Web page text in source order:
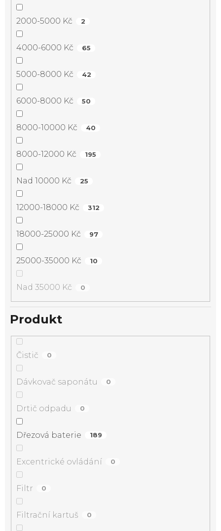
2000-5000 Kč 2
4000-6000 Kč 65
5000-8000 Kč 42
6000-8000 Kč 50
8000-10000 Kč 40
8000-12000 Kč 195
Nad 10000 Kč 25
12000-18000 Kč 312
18000-25000 Kč 97
25000-35000 Kč 10
Nad 35000 Kč 0
Produkt
Čistič 0
Dávkovač saponátu 0
Drtič odpadu 0
Dřezová baterie 189
Excentrické ovládání 0
Filtr 0
Filtrační kartuš 0